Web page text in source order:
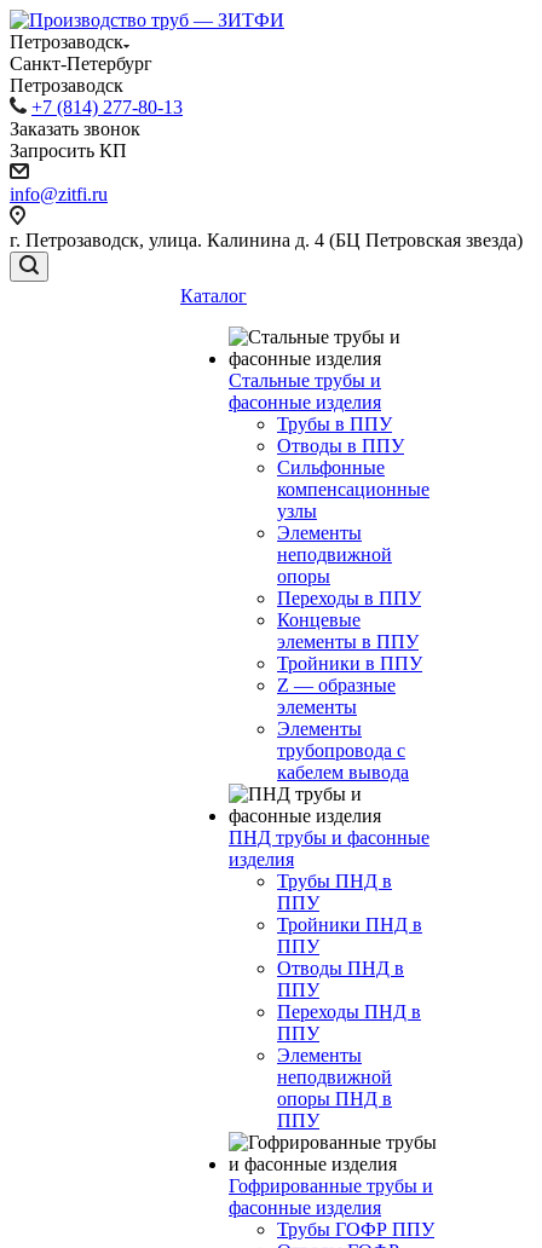
Петрозаводск
Санкт-Петербург
Петрозаводск
+7 (814) 277-80-13
Заказать звонок
Запросить КП
info@zitfi.ru
г. Петрозаводск, улица. Калинина д. 4 (БЦ Петровская звезда)
Каталог
Стальные трубы и
фасонные изделия
Трубы в ППУ
Отводы в ППУ
Сильфонные
компенсационные
узлы
Элементы
неподвижной
опоры
Переходы в ППУ
Концевые
элементы в ППУ
Тройники в ППУ
Z — образные
элементы
Элементы
трубопровода с
кабелем вывода
ПНД трубы и фасонные
изделия
Трубы ПНД в
ППУ
Тройники ПНД в
ППУ
Отводы ПНД в
ППУ
Переходы ПНД в
ППУ
Элементы
неподвижной
опоры ПНД в
ППУ
Гофрированные трубы и
фасонные изделия
Трубы ГОФР ППУ